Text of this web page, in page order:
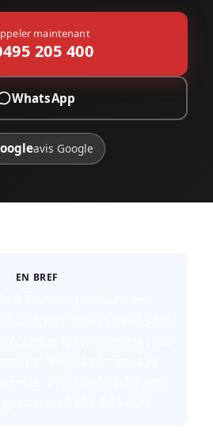
maintenant
205 400
WhatsApp
avis Google
EN BREF